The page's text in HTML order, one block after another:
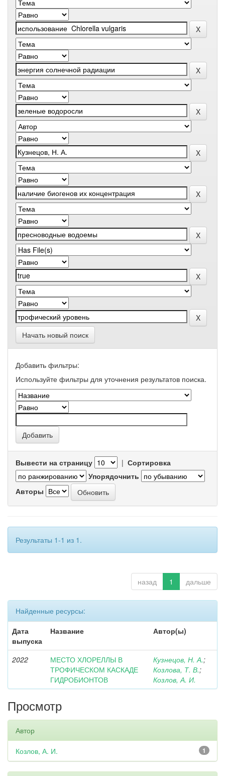
Начать новый поиск
Добавить фильтры:
Используйте фильтры для уточнения результатов поиска.
Вывести на страницу | Сортировка
Упорядочнить
Авторы
Результаты 1-1 из 1.
назад 1 дальше
Найденные ресурсы:
Дата
выпуска
Название Автор(ы)
2022
МЕСТО ХЛОРЕЛЛЫ В
ТРОФИЧЕСКОМ КАСКАДЕ
ГИДРОБИОНТОВ
Кузнецов, Н. А.;
Козлова, Т. В.;
Козлов, А. И.
Просмотр
Автор
1
Козлов, А. И.